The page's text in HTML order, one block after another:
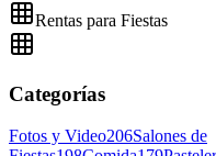
Rentas para Fiestas
Categorías
Fotos y Video206Salones de